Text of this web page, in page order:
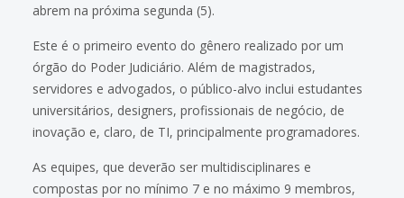
abrem na próxima segunda (5).
Este é o primeiro evento do gênero realizado por um
órgão do Poder Judiciário. Além de magistrados,
servidores e advogados, o público-alvo inclui estudantes
universitários, designers, profissionais de negócio, de
inovação e, claro, de TI, principalmente programadores.
As equipes, que deverão ser multidisciplinares e
compostas por no mínimo 7 e no máximo 9 membros,